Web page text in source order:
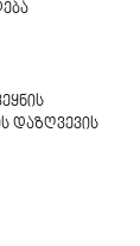
დაზღვევის